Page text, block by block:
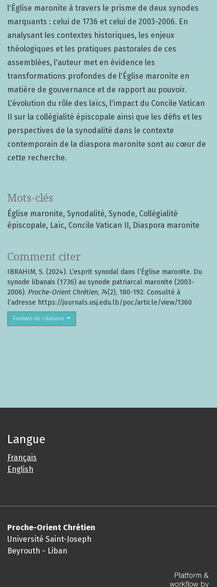
Mots-clés
Église maronite Synodalité Synode Collégialité
épiscopale
Laïc Concile Vatican II Diaspora maronite
Comment citer
IBRAHIM, S. (2024). L’esprit synodal dans l’Église maronite. Du
synode libanais (1736) au synode patriarcal maronite (2003-
2006). Proche-Orient Chrétien, 74(2), 180-192. Consulté à
l’adresse https://journals.usj.edu.lb/poc/article/view/1360
Formats de citations
l'Église maronite à travers le prisme de deux synodes
marquants : celui de 1736 et celui de 2003-2006. En
analysant les contextes historiques, les enjeux
théologiques et les pratiques pastorales de ces
assemblées, l'auteur met en évidence les
transformations profondes de l'Église maronite en
matière de gouvernance et de rapport au pouvoir.
L'évolution du rôle des laïcs, l'impact du Concile Vatican
II sur la collégialité épiscopale ainsi que les défis et les
perspectives de la synodalité dans le contexte
contemporain de la diaspora maronite sont au cœur de
cette recherche.
Langue
Français
English
Proche-Orient Chrétien
Université Saint-Joseph
Beyrouth - Liban